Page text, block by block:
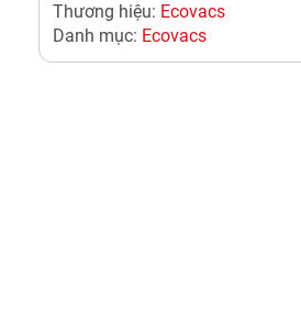
Thương hiệu: Ecovacs
Danh mục: Ecovacs